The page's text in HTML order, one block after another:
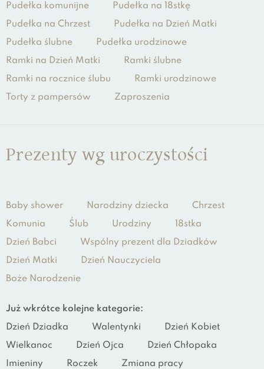
Pudełka komunijne
Pudełka na 18stkę
Pudełka na Chrzest
Pudełka na Dzień Matki
Pudełka ślubne
Pudełka urodzinowe
Ramki na Dzień Matki
Ramki ślubne
Ramki na rocznice ślubu
Ramki urodzinowe
Torty z pampersów
Zaproszenia
Prezenty wg uroczystości
Baby shower Narodziny dziecka
Chrzest
Komunia
Ślub Urodziny
18stka
Dzień Babci
Wspólny prezent dla Dziadków
Dzień Matki
Dzień Nauczyciela
Boże Narodzenie
Już wkrótce kolejne kategorie:
Dzień Dziadka
Walentynki
Dzień Kobiet
Wielkanoc
Dzień Ojca
Dzień Chłopaka
Imieniny
Roczek
Zmiana pracy